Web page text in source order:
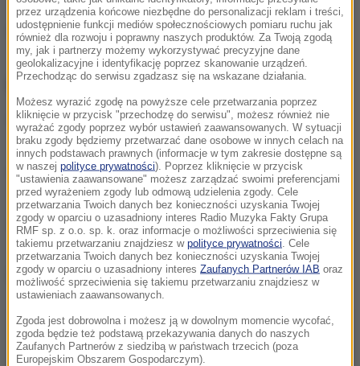
Do transakcji doszło w 2017 r.
ZOBACZ RÓWNIEŻ:
Komisja ds. Pegasusa w labiryncie niepowodzeń.
Czy znajdzie wyjście?
Wiadomo, co zrobi komisja ds. Pegasusa ws.
Zbigniewa Ziobry
CBA ma nowego szefa. Nominacja wręczona
Dalsza część artykułu pod materiałem video:
przez urządzenia końcowe niezbędne do personalizacji reklam i treści,
udostępnienie funkcji mediów społecznościowych pomiaru ruchu jak
również dla rozwoju i poprawny naszych produktów. Za Twoją zgodą
my, jak i partnerzy możemy wykorzystywać precyzyjne dane
geolokalizacyjne i identyfikację poprzez skanowanie urządzeń.
Przechodząc do serwisu zgadzasz się na wskazane działania.
Możesz wyrazić zgodę na powyższe cele przetwarzania poprzez
kliknięcie w przycisk "przechodzę do serwisu", możesz również nie
wyrażać zgody poprzez wybór ustawień zaawansowanych. W sytuacji
braku zgody będziemy przetwarzać dane osobowe w innych celach na
innych podstawach prawnych (informacje w tym zakresie dostępne są
w naszej polityce prywatności). Poprzez kliknięcie w przycisk
"ustawienia zaawansowane" możesz zarządzać swoimi preferencjami
przed wyrażeniem zgody lub odmową udzielenia zgody. Cele
przetwarzania Twoich danych bez konieczności uzyskania Twojej
zgody w oparciu o uzasadniony interes Radio Muzyka Fakty Grupa
RMF sp. z o.o. sp. k. oraz informacje o możliwości sprzeciwienia się
takiemu przetwarzaniu znajdziesz w polityce prywatności . Cele
przetwarzania Twoich danych bez konieczności uzyskania Twojej
zgody w oparciu o uzasadniony interes Zaufanych Partnerów IAB oraz
możliwość sprzeciwienia się takiemu przetwarzaniu znajdziesz w
ustawieniach zaawansowanych.
Zgoda jest dobrowolna i możesz ją w dowolnym momencie wycofać,
zgoda będzie też podstawą przekazywania danych do naszych
Zaufanych Partnerów z siedzibą w państwach trzecich (poza
Europejskim Obszarem Gospodarczym).